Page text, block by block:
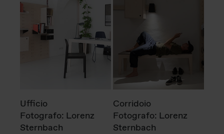
Ufficio
Fotografo: Lorenz
Sternbach
Corridoio
Fotografo: Lorenz
Sternbach